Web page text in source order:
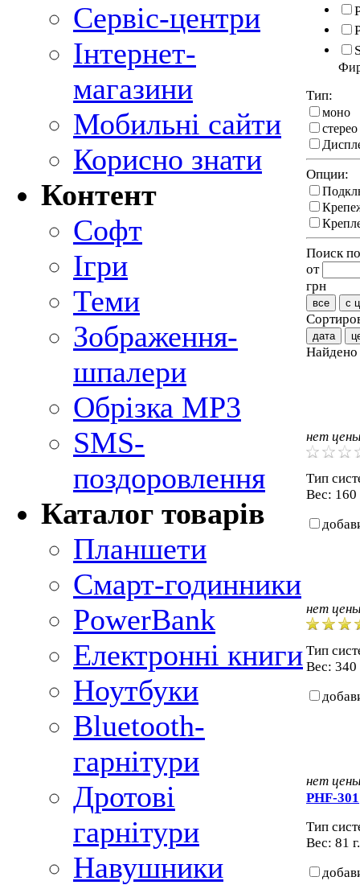
Сервіс-центри
Інтернет-
магазини
Мобильні сайти
Корисно знати
Контент
Софт
Ігри
Теми
Зображення-
шпалери
Обрізка MP3
SMS-
поздоровлення
Каталог товарів
Планшети
Смарт-годинники
PowerBank
Електронні книги
Ноутбуки
Bluetooth-
гарнітури
Дротові
гарнітури
Навушники
Тип:
моно
стерео
Опции:
Поиск
от
грн
все с
дата
Найдено
нет
Тип
Вес: 160
нет
Тип
Вес: 340
нет
PHF-301
Тип
Вес: 81